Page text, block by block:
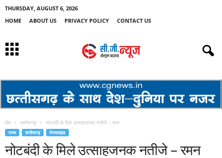
THURSDAY, AUGUST 6, 2026
HOME
ABOUT US PRIVACY POLICY CONTACT US
होम छत्तीसगढ़ नोटबंदी के मिले उत्साहजनक नतीजे – रमन
राज्य छत्तीसगढ़ मेनस्लाइड
नोटबंदी के मिले उत्साहजनक नतीजे – रमन